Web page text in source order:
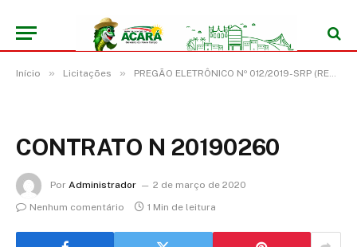
Início » Licitações » PREGÃO ELETRÔNICO Nº 012/2019-SRP (REGISTRO DE PREÇO PARA EVENTUAL AQUISIÇÃO DE MATERIAL DE CONSTRUÇÃO, HIDRÁULICO, ELÉTRICO E EPI´S)
CONTRATO N 20190260
Por Administrador
2 de março de 2020
Nenhum comentário
1 Min de leitura